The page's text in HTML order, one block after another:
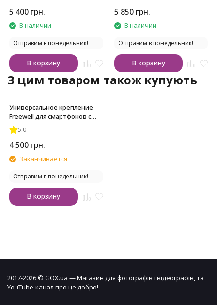
5 400 грн.
В наличии
Отправим в понедельник!
В корзину
5 850 грн.
В наличии
Отправим в понедельник!
В корзину
З цим товаром також купують
Универсальное крепление
Freewell для смартфонов с
bluetooth селфи-палкой
5.0
4 500 грн.
Заканчивается
Отправим в понедельник!
В корзину
2017-2026 © GOX.ua — Магазин для фотографів і відеографів, та
YouTube-канал про це добро!